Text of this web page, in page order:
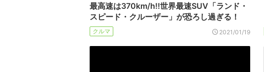
最高速は370km/h!!世界最速SUV「ランド・
スピード・クルーザー」が恐ろし過ぎる！
クルマ 2021/01/19